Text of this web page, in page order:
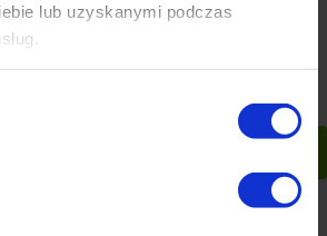
lub uzyskanymi podczas